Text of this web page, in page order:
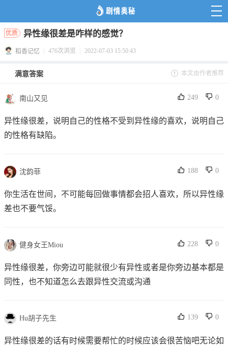
优质 异性缘很差是咋样的感觉？
稻香记忆 476次浏览 2022-07-03 15:50:43
满意答案 本文由作者推荐
南山又见 249 0
异性缘很差，说明自己的性格不受到异性缘的喜欢，说明自己
的性格有缺陷。
沈韵菲 188 0
你生活在世间，不可能每回做事情都会招人喜欢，所以异性缘
差也不要气馁。
健身女王Miou 228 0
异性缘很差，你旁边可能就很少有异性或者是你旁边基本都是
同性，也不知道怎么去跟异性交流或沟通
Hu胡子先生 139 0
异性缘很差的话有时候需要帮忙的时候应该会很苦恼吧无论如